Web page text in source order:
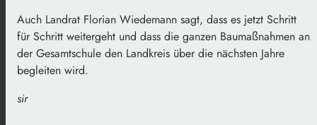
Auch Landrat Florian Wiedemann sagt, dass es jetzt Schritt
für Schritt weitergeht und dass die ganzen Baumaßnahmen an
der Gesamtschule den Landkreis über die nächsten Jahre
begleiten wird.
sir